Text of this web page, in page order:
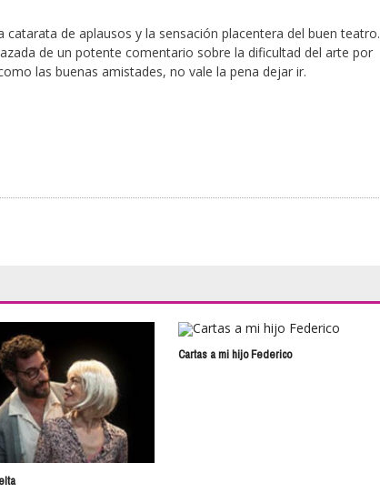
de aplausos y la sensación placentera del buen teatro.
de un potente comentario sobre la dificultad del arte por
las buenas amistades, no vale la pena dejar ir.
Cartas a mi hijo Federico